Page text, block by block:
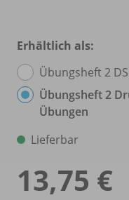
Erhältlich als:
Übungsheft 2 DS
Übungsheft 2
Übungen
Lieferbar
13,75 €